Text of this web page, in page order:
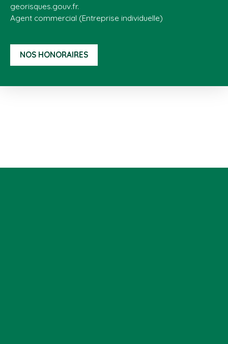
georisques.gouv.fr.
Agent commercial (Entreprise individuelle)
NOS HONORAIRES